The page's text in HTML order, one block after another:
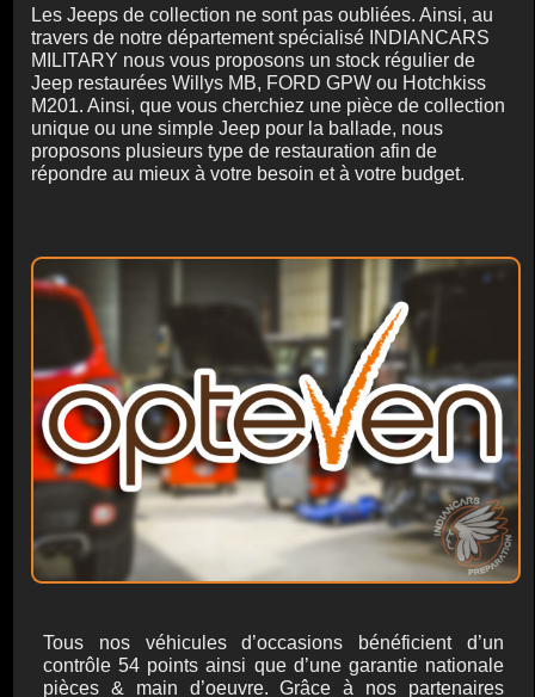
Les Jeeps de collection ne sont pas oubliées. Ainsi, au
travers de notre département spécialisé INDIANCARS
MILITARY nous vous proposons un stock régulier de
Jeep restaurées Willys MB, FORD GPW ou Hotchkiss
M201. Ainsi, que vous cherchiez une pièce de collection
unique ou une simple Jeep pour la ballade, nous
proposons plusieurs type de restauration afin de
répondre au mieux à votre besoin et à votre budget.
Tous nos véhicules d’occasions bénéficient d’un
contrôle 54 points ainsi que d’une garantie nationale
pièces & main d’oeuvre. Grâce à nos partenaires